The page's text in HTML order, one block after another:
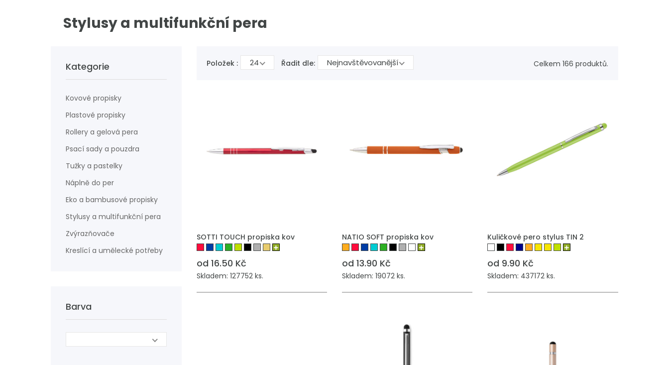
Stylusy a multifunkční pera
Kategorie
Kovové propisky
Plastové propisky
Rollery a gelová pera
Psací sady a pouzdra
Tužky a pastelky
Náplně do per
Eko a bambusové propisky
Stylusy a multifunkční pera
Zvýrazňovače
Kreslící a umělecké potřeby
Barva
Položek : 24 Řadit dle: Nejnavštěvovanější Celkem 166 produktů.
SOTTI TOUCH propiska kov
od 16.50 Kč
Skladem: 127752 ks.
NATIO SOFT propiska kov
od 13.90 Kč
Skladem: 19072 ks.
Kuličkové pero stylus TIN 2
od 9.90 Kč
Skladem: 437172 ks.